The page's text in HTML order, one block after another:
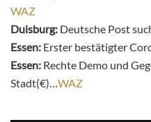
WAZ
Duisburg: Deutsche Post
Essen: Erster bestätigter
Essen: Rechte Demo und
Stadt(€)…WAZ